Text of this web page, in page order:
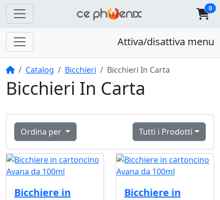
0
Attiva/disattiva menu
HomeCatalog Bicchieri Bicchieri In Carta
Bicchieri In Carta
Ordina per Tutti i Prodotti
Bicchiere in
Bicchiere in